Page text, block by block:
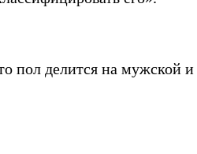
пол делится на мужской